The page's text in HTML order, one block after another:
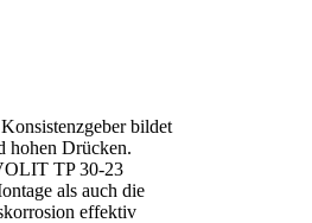
bildet
hohen Drücken.
TP 30-23
als auch die
effektiv